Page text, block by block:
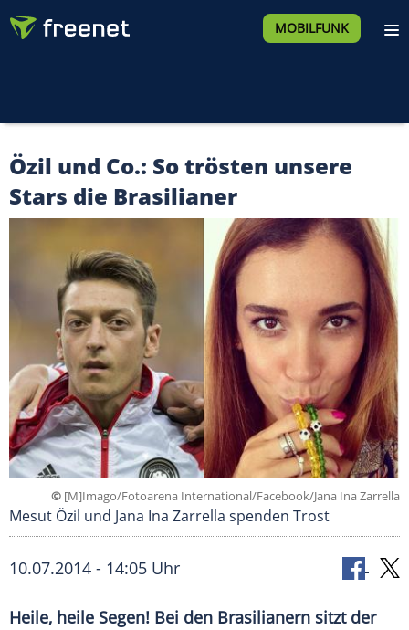
MOBILFUNK
Özil und Co.: So trösten unsere
Stars die Brasilianer
© [M]Imago/Fotoarena International/Facebook/Jana Ina Zarrella
Mesut Özil und Jana Ina Zarrella spenden Trost
10.07.2014 - 14:05 Uhr
Heile, heile Segen! Bei den Brasilianern sitzt der